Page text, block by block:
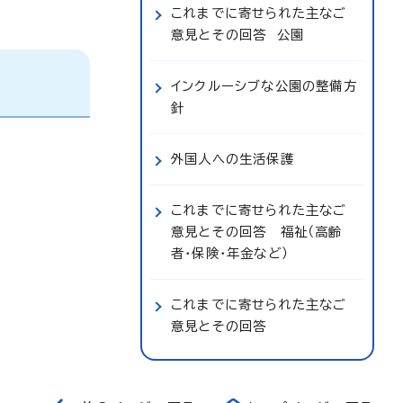
これまでに寄せられた主なご
意見とその回答 公園
インクルーシブな公園の整備方
針
外国人への生活保護
これまでに寄せられた主なご
意見とその回答 福祉（高齢
者・保険・年金など）
これまでに寄せられた主なご
意見とその回答